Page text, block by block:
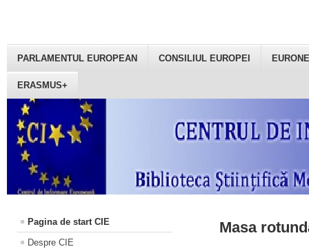
PARLAMENTUL EUROPEAN CONSILIUL EUROPEI
ERASMUS+
Pagina de start CIE
Despre CIE
Masa